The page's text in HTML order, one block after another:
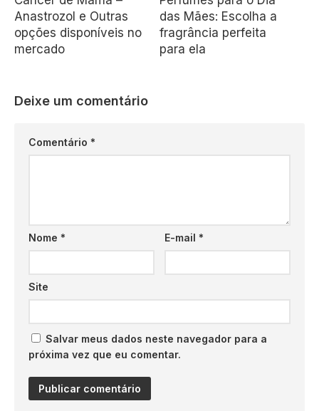
Anastrozol e Outras
opções disponíveis no
mercado
das Mães: Escolha a
fragrância perfeita
para ela
Deixe um comentário
Comentário *
Nome * E-mail*
Site
Salvar meus dados neste navegador para a
próxima vez que eu comentar.